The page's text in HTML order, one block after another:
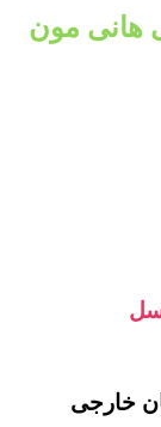
هانی مون
خارجی